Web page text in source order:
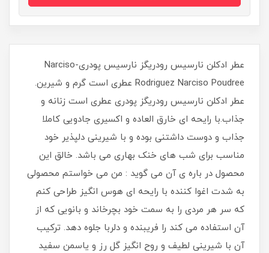
عطر ادکلن نارسیس رودریگز نارسیس پودری-Narciso
Rodriguez Narciso Poudree عطری است گرم و شیرین.
عطر ادکلن نارسیس رودریگز پودرى عطرى است زنانه و
جذاب.با رایحه ای خارق العاده و اکسیری جادویی کاملا
جذاب و دوست داشتنی بوده و با شیرینی دلپذیر خود
مناسب برای شب های خنک بهاری می باشد. خالق این
محصول در باره ی آن می گوید : من می خواستم محصولی
به شدت اغوا کننده با رایحه ای هوس انگیز طراحی کنم
که سر هر مردی را به سمت خود بچرخاند و بانویی که از
آن استفاده می کند را فریبنده و دلربا جلوه دهد. ترکیب
آن با شیرینی لطیف و روح انگیز گل رز و یاسمن سفید